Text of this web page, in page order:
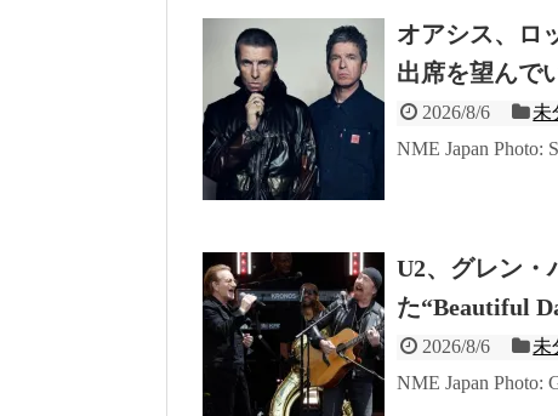
オアシス、ロ
出席を望んで
2026/8/6
未
NME Japan Photo:
U2、グレン・
た“Beautiful
2026/8/6
未
NME Japan Photo: